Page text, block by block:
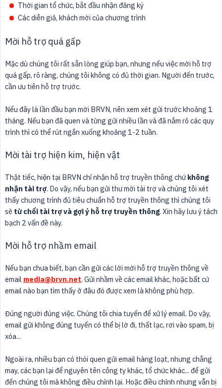
Thời gian tổ chức, bắt đầu nhận đăng ký
Các diễn giả, khách mời của chương trình
Mời hỗ trợ quá gấp
Mặc dù chúng tôi rất sẵn lòng giúp bạn, nhưng nếu việc mời hỗ trợ
quá gấp, rõ ràng, chúng tôi không có đủ thời gian. Người đến trước,
cần ưu tiên hỗ trợ trước.
Nếu đây là lần đầu bạn mời BRVN, nên xem xét gửi trước khoảng 1
tháng. Nếu bạn đã quen và từng gửi nhiều lần và đã nắm rõ các quy
trình thì có thể rút ngắn xuống khoảng 1-2 tuần.
Mời tài trợ hiện kim, hiện vật
Thật tiếc, hiện tại BRVN chỉ nhận hỗ trợ truyền thông chứ không
nhận tài trợ. Do vậy, nếu bạn gửi thư mời tài trợ và chúng tôi xét
thấy chương trình đủ tiêu chuẩn hỗ trợ truyền thông thì chúng tôi
sẽ từ chối tài trợ và gợi ý hỗ trợ truyền thông. Xin hãy lưu ý tách
bạch 2 vấn đề này.
Mời hỗ trợ nhầm email
Nếu bạn chưa biết, bạn cần gửi các lời mời hỗ trợ truyền thông về
email media@brvn.net. Gửi nhầm về các email khác, hoặc bất cứ
email nào bạn tìm thấy ở đâu đó được xem là không phù hợp.
Đúng người đúng việc. Chúng tôi chia tuyến để xử lý email. Do vậy,
email gửi không đúng tuyến có thể bị lờ đi, thất lạc, rơi vào spam, bị
xóa...
Ngoài ra, nhiều bạn có thói quen gửi email hàng loạt, nhưng chẳng
may, các bạn lại để nguyên tên công ty khác, tổ chức khác... để gửi
đến chúng tôi mà không điều chỉnh lại. Hoặc điều chỉnh nhưng vẫn bị